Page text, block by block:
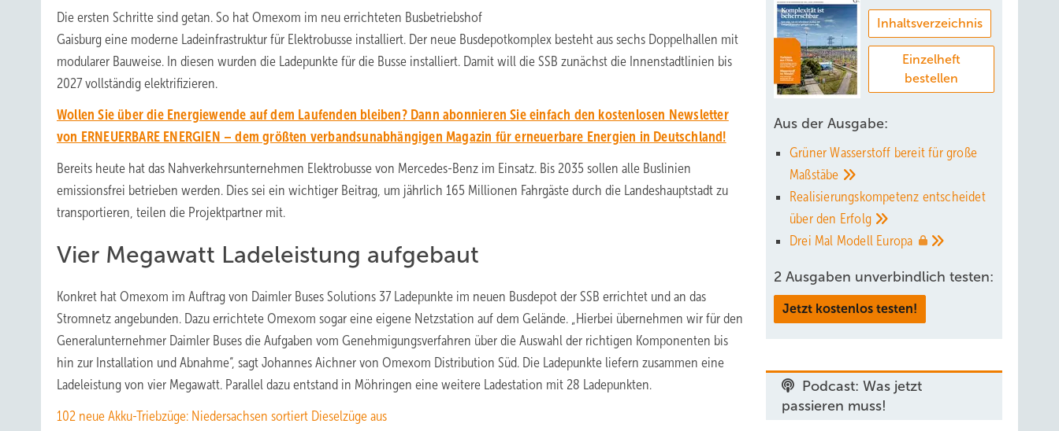
Die ersten Schritte sind getan. So hat Omexom im neu errichteten Busbetriebshof
Gaisburg eine moderne Ladeinfrastruktur für Elektrobusse installiert. Der neue Busdepotkomplex besteht aus sechs Doppelhallen mit
modularer Bauweise. In diesen wurden die Ladepunkte für die Busse installiert. Damit will die SSB zunächst die Innenstadtlinien bis
2027 vollständig elektrifizieren.
Wollen Sie über die Energiewende auf dem Laufenden bleiben? Dann abonnieren Sie einfach den kostenlosen Newsletter
von ERNEUERBARE ENERGIEN – dem größten verbandsunabhängigen Magazin für erneuerbare Energien in Deutschland!
Bereits heute hat das Nahverkehrsunternehmen Elektrobusse von Mercedes-Benz im Einsatz. Bis 2035 sollen alle Buslinien
emissionsfrei betrieben werden. Dies sei ein wichtiger Beitrag, um jährlich 165 Millionen Fahrgäste durch die Landeshauptstadt zu
transportieren, teilen die Projektpartner mit.
Vier Megawatt Ladeleistung aufgebaut
Konkret hat Omexom im Auftrag von Daimler Buses Solutions 37 Ladepunkte im neuen Busdepot der SSB errichtet und an das
Stromnetz angebunden. Dazu errichtete Omexom sogar eine eigene Netzstation auf dem Gelände. „Hierbei übernehmen wir für den
Generalunternehmer Daimler Buses die Aufgaben vom Genehmigungsverfahren über die Auswahl der richtigen Komponenten bis
hin zur Installation und Abnahme“, sagt Johannes Aichner von Omexom Distribution Süd. Die Ladepunkte liefern zusammen eine
Ladeleistung von vier Megawatt. Parallel dazu entstand in Möhringen eine weitere Ladestation mit 28 Ladepunkten.
102 neue Akku-Triebzüge: Niedersachsen sortiert Dieselzüge aus
Inhaltsverzeichnis
Einzelheft
bestellen
Aus der Ausgabe:
Grüner Wasserstoff bereit für große
Maßstäbe
Realisierungskompetenz entscheidet
über den Erfolg
Drei Mal Modell Europa
2 Ausgaben unverbindlich testen:
Jetzt kostenlos testen!
Podcast: Was jetzt
passieren muss!